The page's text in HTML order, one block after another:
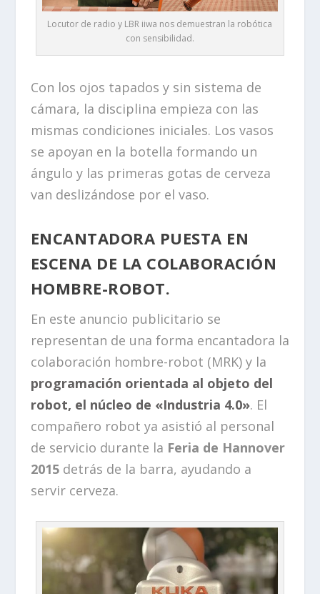
Locutor de radio y LBR iiwa nos demuestran la robótica
con sensibilidad.
Con los ojos tapados y sin sistema de
cámara, la disciplina empieza con las
mismas condiciones iniciales. Los vasos
se apoyan en la botella formando un
ángulo y las primeras gotas de cerveza
van deslizándose por el vaso.
ENCANTADORA PUESTA EN
ESCENA DE LA COLABORACIÓN
HOMBRE-ROBOT.
En este anuncio publicitario se
representan de una forma encantadora la
colaboración hombre-robot (MRK) y la
programación orientada al objeto del
robot, el núcleo de «Industria 4.0». El
compañero robot ya asistió al personal
de servicio durante la Feria de Hannover
2015detrás de la barra, ayudando a
servir cerveza.